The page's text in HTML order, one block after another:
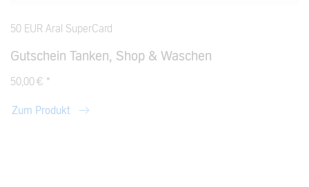
50 EUR Aral SuperCard
Gutschein Tanken, Shop & Waschen
50,00 € *
Zum Produkt